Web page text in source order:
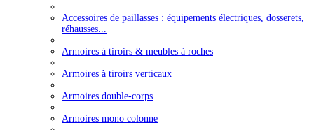
Accessoires de paillasses : équipements électriques, dosserets,
réhausses...
Armoires à tiroirs & meubles à roches
Armoires à tiroirs verticaux
Armoires double-corps
Armoires mono colonne